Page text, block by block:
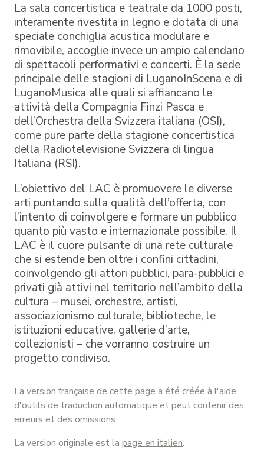
La sala concertistica e teatrale da 1000 posti,
interamente rivestita in legno e dotata di una
speciale conchiglia acustica modulare e
rimovibile, accoglie invece un ampio calendario
di spettacoli performativi e concerti. È la sede
principale delle stagioni di LuganoInScena e di
LuganoMusica alle quali si affiancano le
attività della Compagnia Finzi Pasca e
dell’Orchestra della Svizzera italiana (OSI),
come pure parte della stagione concertistica
della Radiotelevisione Svizzera di lingua
Italiana (RSI).
L’obiettivo del LAC è promuovere le diverse
arti puntando sulla qualità dell’offerta, con
l’intento di coinvolgere e formare un pubblico
quanto più vasto e internazionale possibile. Il
LAC è il cuore pulsante di una rete culturale
che si estende ben oltre i confini cittadini,
coinvolgendo gli attori pubblici, para-pubblici e
privati già attivi nel territorio nell’ambito della
cultura – musei, orchestre, artisti,
associazionismo culturale, biblioteche, le
istituzioni educative, gallerie d’arte,
collezionisti – che vorranno costruire un
progetto condiviso.
La version française de cette page a été créée à l'aide
d'outils de traduction automatique et peut contenir des
erreurs et des omissions
La version originale est la page en italien.